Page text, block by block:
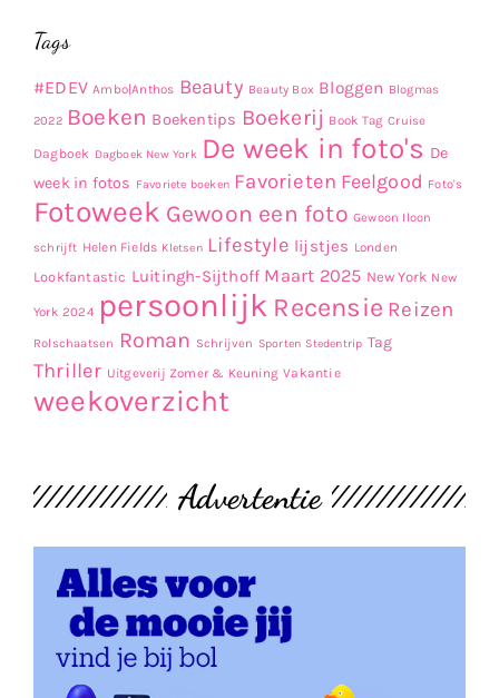
Tags
#EDEV Ambo|Anthos Beauty Beauty Box Bloggen Blogmas
2022 Boeken Boekentips Boekerij Book Tag Cruise
Dagboek Dagboek New York De week in foto's De
week in fotos Favoriete boeken Favorieten Feelgood Foto's
Fotoweek Gewoon een foto Gewoon Iloon
schrijft Helen Fields Kletsen Lifestyle lijstjes Londen
Lookfantastic Luitingh-Sijthoff Maart 2025 New York New
York 2024 persoonlijk Recensie Reizen
Rolschaatsen Roman Schrijven Sporten Stedentrip Tag
Thriller Uitgeverij Zomer & Keuning Vakantie
weekoverzicht
Advertentie